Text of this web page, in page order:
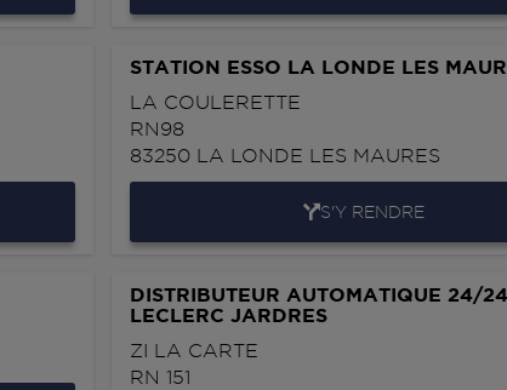
STATION ESSO LA LONDE LES
LA COULERETTE
RN98
83250 LA LONDE LES MAURES
S'Y RENDRE
DISTRIBUTEUR AUTOMATIQUE 24/24
LECLERC JARDRES
ZI LA CARTE
RN 151